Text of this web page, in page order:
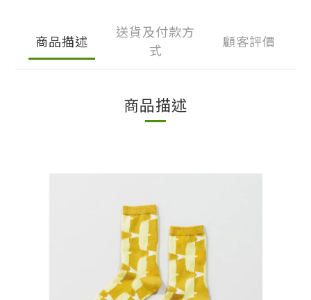
商品描述
送貨及付款方
式
顧客評價
商品描述